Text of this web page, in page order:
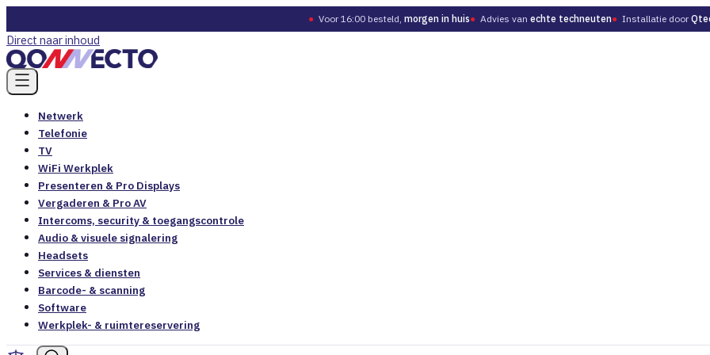
● Voor 16:00 besteld, morgen in huis● Advies van echte techneuten● Installatie door
Direct naar inhoud
Netwerk
Telefonie
TV
WiFi Werkplek
Presenteren & Pro Displays
Vergaderen & Pro AV
Intercoms, security & toegangscontrole
Audio & visuele signalering
Headsets
Services & diensten
Barcode- & scanning
Software
Werkplek- & ruimtereservering